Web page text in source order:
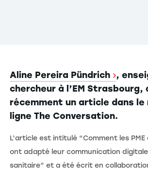
Aline Pereira Pündrich ,
chercheur à l’EM Strasbourg,
récemment un article dans le
ligne The Conversation.
L’article est intitulé “Comment les
ont adapté leur communication
sanitaire” et a été écrit en